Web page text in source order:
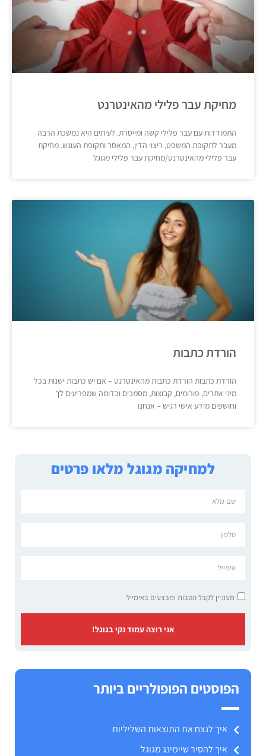
למחיקה מגוגל מלאו פרטים
מעוניין לקבל הטבות ומבצעים באימייל
אני רוצה עמוד נקי בגוגל!
הפוסטים הפופולריים ביותר
איך לנצח את התוצאות השליליות
איך להסיר שיימינג מגוגל
מחיקת עבר פלילי מהאינטרנט
התמודדות עם עבר פלילי קשה ומייסרת. לעיתים היא נמשכת הרבה
מעבר לתקופת המשפט, ריצוי הדין, המאסר ותקופת העונש. מחיקת
עבר פלילי מהאינטרנט/מחיקת עבר פלילי מגוגל
הורדת כתבות
הורדת כתבות הורדת כתבות מהאינטרנט – אם יש כתבות ישנות בכל
מיני אתרים, פורומים, קבוצות, מסמכים וכדומה שמפריעים לך
וחושפים מידע אישי רגיש – אנחנו